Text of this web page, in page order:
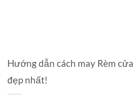
Hướng dẫn cách may Rèm
đẹp nhất!